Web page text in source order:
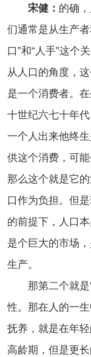
宋健： 的确
们通常是从生产
口”和“人手”这个
从人口的角度，
是一个消费者。
十世纪六七十年
一个人出来他终
供这个消费，可
那么这个就是它
口作为负担。但
的前提下，人口
是个巨大的市场
生产。
那第二个就
性。那在人的一
抚养，就是在年
高龄期，但是更